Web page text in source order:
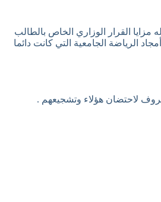
القرار الوزاري الخاص بالطالب
الرياضة الجامعية التي كانت دائما
لاحتضان هؤلاء وتشجيعهم .